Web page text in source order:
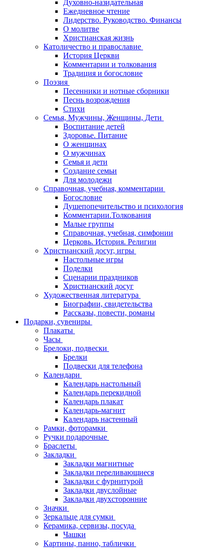
Духовно-назидательная
Ежедневное чтение
Лидерство. Руководство. Финансы
О молитве
Христианская жизнь
Католичество и православие
История Церкви
Комментарии и толкования
Традиция и богословие
Поэзия
Песенники и нотные сборники
Песнь возрождения
Стихи
Семья, Мужчины, Женщины, Дети
Воспитание детей
Здоровье. Питание
О женщинах
О мужчинах
Семья и дети
Создание семьи
Для молодежи
Справочная, учебная, комментарии
Богословие
Душепопечительство и психология
Комментарии.Толкования
Малые группы
Справочная, учебная, симфонии
Церковь. История. Религии
Христианский досуг, игры
Настольные игры
Поделки
Сценарии праздников
Христианский досуг
Художественная литература
Биографии, свидетельства
Рассказы, повести, романы
Подарки, сувениры
Плакаты
Часы
Брелоки, подвески
Брелки
Подвески для телефона
Календари
Календарь настольный
Календарь перекидной
Календарь плакат
Календарь-магнит
Календарь настенный
Рамки, фоторамки
Ручки подарочные
Браслеты
Закладки
Закладки магнитные
Закладки переливающиеся
Закладки с фурнитурой
Закладки двуслойные
Закладки двухсторонние
Значки
Зеркальце для сумки
Керамика, сервизы, посуда
Чашки
Картины, панно, таблички